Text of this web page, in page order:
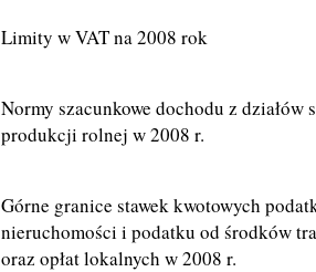
Limity w VAT na 2008 rok
Normy szacunkowe dochodu z działów
produkcji rolnej w 2008 r.
Górne granice stawek kwotowych
nieruchomości i podatku od środków
oraz opłat lokalnych w 2008 r.